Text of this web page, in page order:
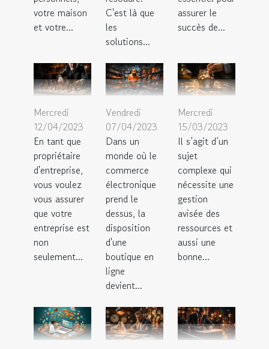
votre maison
et votre...
C'est là que
les
solutions...
assurer le
succès de...
Mercredi
12/04/2023
En tant que
propriétaire
d'entreprise,
vous voulez
vous assurer
que votre
entreprise est
non
seulement...
Vendredi
07/04/2023
Dans un
monde où le
commerce
électronique
prend le
dessus, la
disposition
d'une
boutique en
ligne
devient...
Mercredi
15/03/2023
Il s’agit d’un
sujet
complexe qui
nécessite une
gestion
avisée des
ressources et
aussi une
bonne...